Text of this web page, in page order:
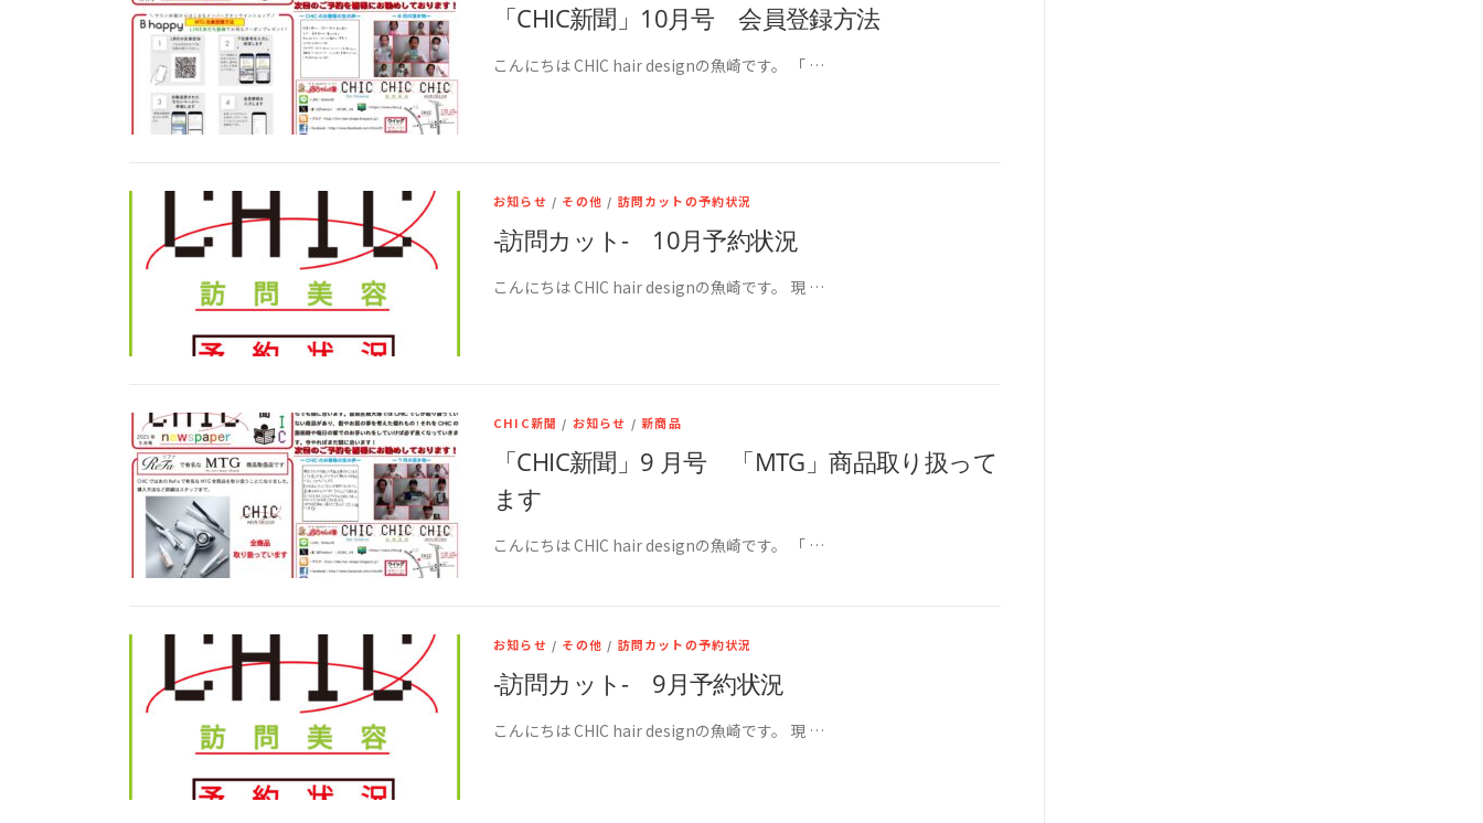
「CHIC新聞」10月号 会員登録方法
こんにちは CHIC hair designの魚崎です。 「 …
お知らせ / その他 / 訪問カットの予約状況
-訪問カット- 10月予約状況
こんにちは CHIC hair designの魚崎です。 現 …
CHIC新聞 / お知らせ / 新商品
「CHIC新聞」9 月号 「MTG」商品取り扱って
ます
こんにちは CHIC hair designの魚崎です。 「 …
お知らせ / その他 / 訪問カットの予約状況
-訪問カット- 9月予約状況
こんにちは CHIC hair designの魚崎です。 現 …